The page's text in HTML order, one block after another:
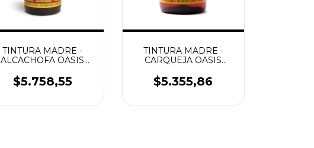
TINTURA MADRE -
ALCACHOFA OASIS
$5.758,55
TINTURA MADRE -
CARQUEJA OASIS
$5.355,86